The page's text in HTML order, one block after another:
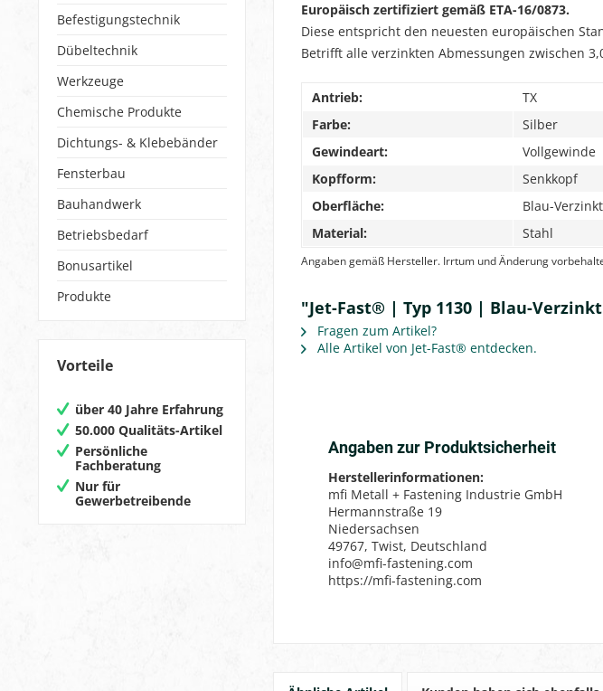
Befestigungstechnik
Dübeltechnik
Werkzeuge
Chemische Produkte
Dichtungs- & Klebebänder
Fensterbau
Bauhandwerk
Betriebsbedarf
Bonusartikel
Produkte
Vorteile
über 40 Jahre Erfahrung
50.000 Qualitäts-Artikel
Persönliche
Fachberatung
Nur für
Gewerbetreibende
Europäisch zertifiziert gemäß ETA-16/0873.
Diese entspricht den neuesten europäischen
Betrifft alle verzinkten Abmessungen zwischen
Antrieb:
TX
Farbe:
Silber
Gewindeart:
Vollgewinde
Kopfform:
Senkkopf
Oberfläche:
Blau-Verzinkt
Material:
Stahl
Angaben gemäß Hersteller. Irrtum und Änderung
"Jet-Fast® | Typ 1130 | Blau-
Fragen zum Artikel?
Alle Artikel von Jet-Fast® entdecken.
Angaben zur Produktsicherheit
Herstellerinformationen:
mfi Metall + Fastening Industrie GmbH
Hermannstraße 19
Niedersachsen
49767, Twist, Deutschland
info@mfi-fastening.com
https://mfi-fastening.com